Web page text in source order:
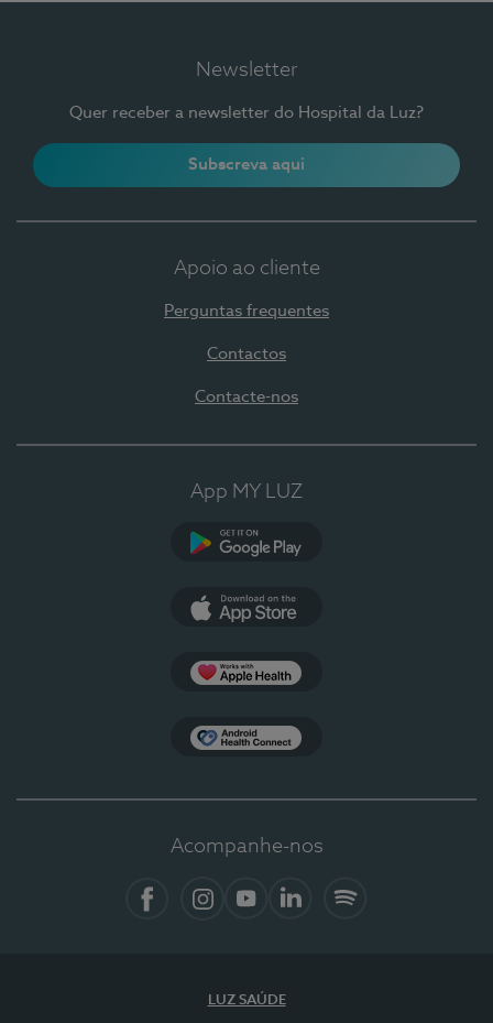
Newsletter
Quer receber a newsletter do Hospital da Luz?
Subscreva aqui
Apoio ao cliente
Perguntas frequentes
Contactos
Contacte-nos
App MY LUZ
Acompanhe-nos
LUZ SAÚDE